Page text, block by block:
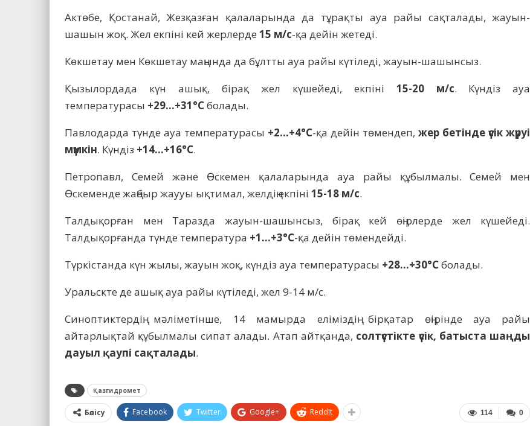
Актөбе, Қостанай, Жезқазған қалаларында да тұрақты ауа райы сақталады, жауын-
шашын жоқ. Жел екпіні кей жерлерде 15 м/с-қа дейін жетеді.
Көкшетау мен Көкшетау маңында да бұлтты ауа райы күтіледі, жауын-шашынсыз.
Қызылордада күн ашық, бірақ жел күшейеді, екпіні 15-20 м/с. Күндіз ауа
температурасы +29…+31°Cболады.
Павлодарда түнде ауа температурасы +2…+4°C-қа дейін төмендеп,жер бетінде үсік жүруі
мүмкін. Күндіз +14…+16°C.
Петропавл, Семей және Өскемен қалаларында ауа райы құбылмалы. Семей мен
Өскеменде жаңбыр жаууы ықтимал, желдің екпіні 15-18 м/с.
Талдықорған мен Таразда жауын-шашынсыз, бірақ кей өңірлерде жел күшейеді.
Талдықорғанда түнде температура +1…+3°C-қа дейін төмендейді.
Түркістанда күн жылы, жауын жоқ, күндіз ауа температурасы +28…+30°Cболады.
Уральскте де ашық ауа райы күтіледі, жел 9-14 м/с.
Синоптиктердің мәліметінше, 14 мамырда еліміздің бірқатар өңірінде ауа райы
айтарлықтай құбылмалы сипат алады. Атап айтқанда, солтүстікте үсік, батыста шаңды
дауыл қаупі сақталады.
Қазгидромет
0
114
Бөлісу Facebook Twitter Google+ ReddIt